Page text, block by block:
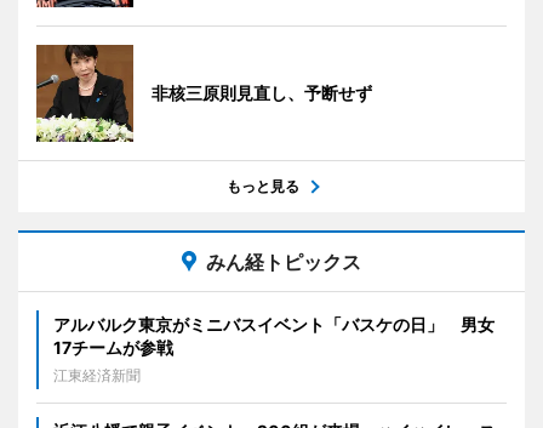
非核三原則見直し、予断せず
もっと見る
みん経トピックス
アルバルク東京がミニバスイベント「バスケの日」 男女
17チームが参戦
江東経済新聞